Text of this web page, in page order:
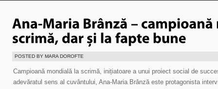
POSTED BY MARA DOROFTE
Campioană mondială la scrimă, inițiatoare a unui proiect social de
adevăratul sens al cuvântului, Ana-Maria Brânză este protagonista